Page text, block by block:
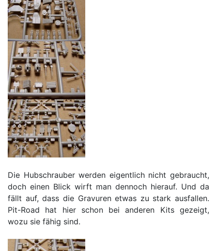
Die Hubschrauber werden eigentlich nicht gebraucht,
doch einen Blick wirft man dennoch hierauf. Und da
fällt auf, dass die Gravuren etwas zu stark ausfallen.
Pit-Road hat hier schon bei anderen Kits gezeigt,
wozu sie fähig sind.